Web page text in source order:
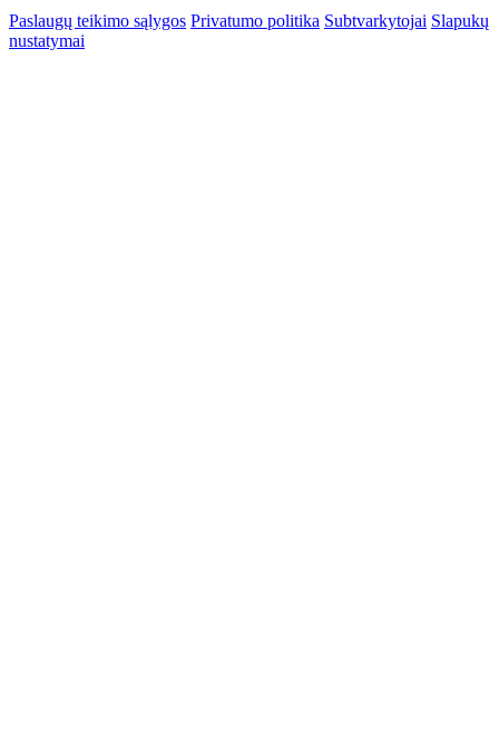
Paslaugų teikimo sąlygos Privatumo politika Subtvarkytojai Slapukų
nustatymai